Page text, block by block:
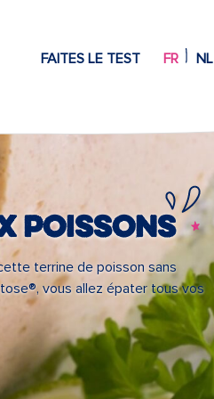
FAITES LE TEST FR NL
poissons
terrine de poisson sans
vous allez épater tous vos